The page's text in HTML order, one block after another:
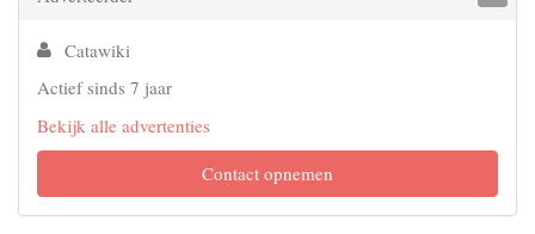
Catawiki
Actief sinds 7 jaar
Bekijk alle advertenties
Contact opnemen